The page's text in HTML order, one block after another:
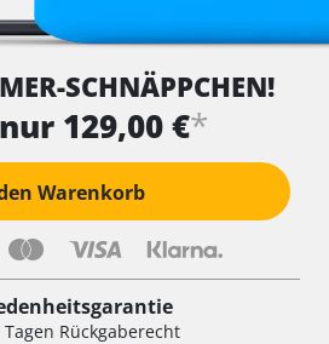
SCHNÄPPCHEN!
nur 129,00 €*
Warenkorb
Rückgaberecht